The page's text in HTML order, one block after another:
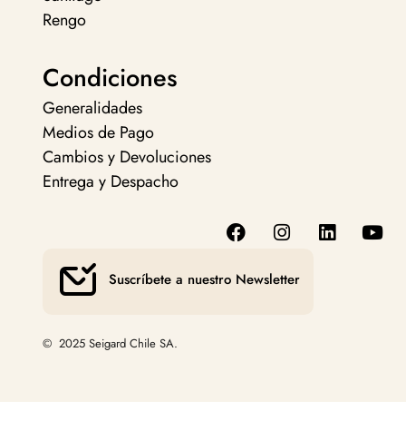
Rengo
Condiciones
Generalidades
Medios de Pago
Cambios y Devoluciones
Entrega y Despacho
Suscríbete a nuestro Newsletter
© 2025 Seigard Chile SA.